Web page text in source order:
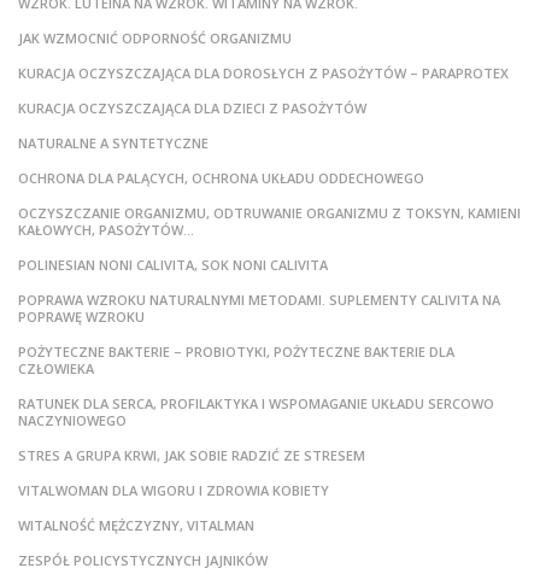
JAK WZMOCNIĆ ODPORNOŚĆ ORGANIZMU
KURACJA OCZYSZCZAJĄCA DLA DOROSŁYCH Z PASOŻYTÓW – PARAPROTEX
KURACJA OCZYSZCZAJĄCA DLA DZIECI Z PASOŻYTÓW
NATURALNE A SYNTETYCZNE
OCHRONA DLA PALĄCYCH, OCHRONA UKŁADU ODDECHOWEGO
OCZYSZCZANIE ORGANIZMU, ODTRUWANIE ORGANIZMU Z TOKSYN, KAMIENI
KAŁOWYCH, PASOŻYTÓW…
POLINESIAN NONI CALIVITA, SOK NONI CALIVITA
POPRAWA WZROKU NATURALNYMI METODAMI. SUPLEMENTY CALIVITA NA
POPRAWĘ WZROKU
POŻYTECZNE BAKTERIE – PROBIOTYKI, POŻYTECZNE BAKTERIE DLA
CZŁOWIEKA
RATUNEK DLA SERCA, PROFILAKTYKA I WSPOMAGANIE UKŁADU SERCOWO
NACZYNIOWEGO
STRES A GRUPA KRWI, JAK SOBIE RADZIĆ ZE STRESEM
VITALWOMAN DLA WIGORU I ZDROWIA KOBIETY
WITALNOŚĆ MĘŻCZYZNY, VITALMAN
ZESPÓŁ POLICYSTYCZNYCH JAJNIKÓW